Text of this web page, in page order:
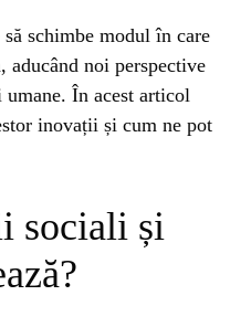
să schimbe modul în care
aducând noi perspective
În acest articol
inovații și cum ne pot
sociali și
A